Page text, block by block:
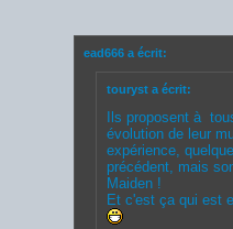
ead666 a écrit:
touryst a écrit:
Ils proposent à
évolution de leur
expérience,
précédent, mais
Maiden !
Et c'est ça qui est